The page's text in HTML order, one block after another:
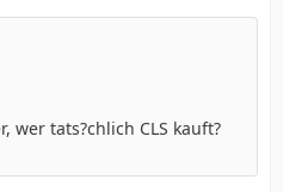
wer tats?chlich CLS kauft?